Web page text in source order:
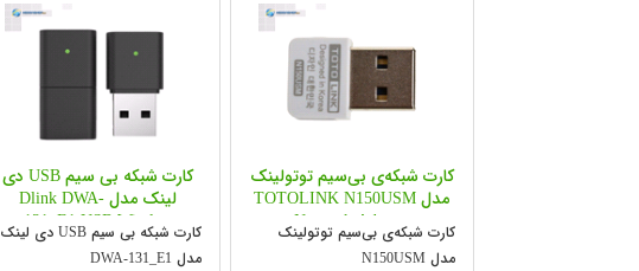
کارت شبکه‌ی بی‎‌سیم توتولینک
مدل TOTOLINK N150USM
Network Adapter
کارت شبکه‌ی بی‎‌سیم توتولینک
مدل N150USM
کارت شبکه بی سیم USB دی
لینک مدل Dlink DWA-
131_E1 USB Wireless
Network Adpaterکارت شبکه بی سیم USB دی لینک
مدل DWA-131_E1